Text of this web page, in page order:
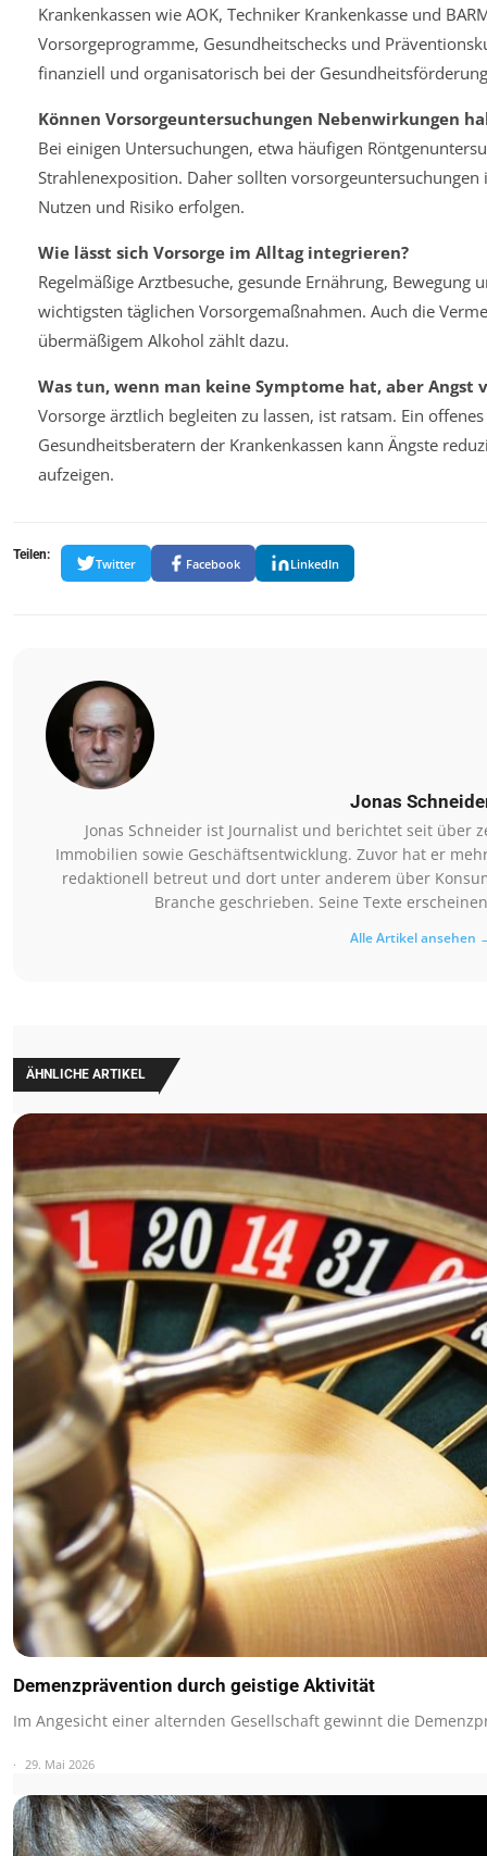
Krankenkassen wie AOK, Techniker Krankenkasse und
Vorsorgeprogramme, Gesundheitschecks und
finanziell und organisatorisch bei der
Können Vorsorgeuntersuchungen Nebenwirkungen
Bei einigen Untersuchungen, etwa häufigen
Strahlenexposition. Daher sollten
Nutzen und Risiko erfolgen.
Wie lässt sich Vorsorge im Alltag integrieren?
Regelmäßige Arztbesuche, gesunde Ernährung, Bewegung
wichtigsten täglichen Vorsorgemaßnahmen. Auch die
übermäßigem Alkohol zählt dazu.
Was tun, wenn man keine Symptome hat, aber Angst
Vorsorge ärztlich begleiten zu lassen, ist ratsam. Ein
Gesundheitsberatern der Krankenkassen kann Ängste
aufzeigen.
Teilen:
Twitter Facebook LinkedIn
Jonas
Jonas Schneider ist Journalist und berichtet seit über
Immobilien sowie Geschäftsentwicklung. Zuvor hat er
redaktionell betreut und dort unter anderem über
Branche geschrieben. Seine Texte
Alle Artikel ansehen
ÄHNLICHE ARTIKEL
Demenzprävention durch geistige Aktivität
Im Angesicht einer alternden Gesellschaft gewinnt die
29. Mai 2026